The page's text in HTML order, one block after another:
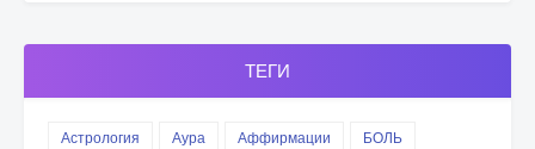
ТЕГИ
Астрология Аура Аффирмации
БОЛЬ